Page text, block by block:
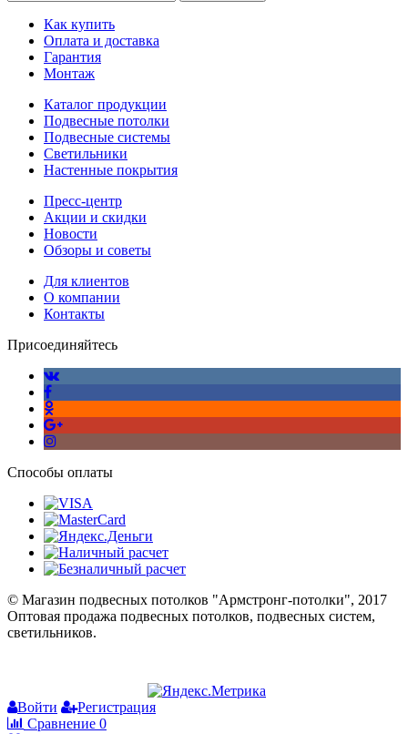
Как купить
Оплата и доставка
Гарантия
Монтаж
Каталог продукции
Подвесные потолки
Подвесные системы
Светильники
Настенные покрытия
Пресс-центр
Акции и скидки
Новости
Обзоры и советы
Для клиентов
О компании
Контакты
Присоединяйтесь
Способы оплаты
© Магазин подвесных потолков "Армстронг-потолки", 2017
Оптовая продажа подвесных потолков, подвесных систем,
светильников.
Войти
Регистрация
Сравнение 0